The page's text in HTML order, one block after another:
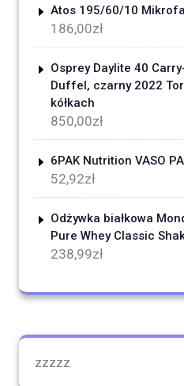
Atos 195/60/10
186,00zł
Osprey Daylite 40
Duffel, czarny 2022
kółkach
850,00zł
6PAK Nutrition VASO
52,92zł
Odżywka białkowa
Pure Whey Classic
238,99zł
zzzzz